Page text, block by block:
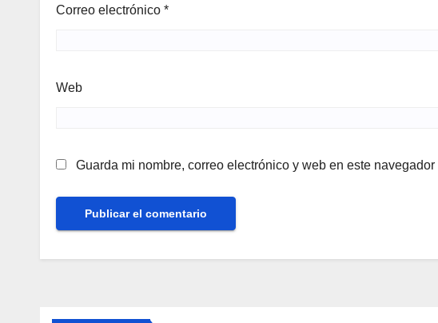
Correo electrónico *
Web
Guarda mi nombre, correo electrónico y web en este